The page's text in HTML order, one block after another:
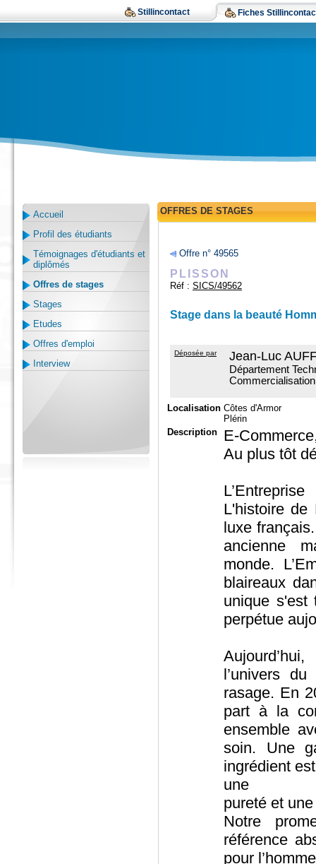
Stillincontact Fiches
Accueil
Profil des étudiants
Témoignages d'étudiants et
diplômés
Offres de stages
Stages
Etudes
Offres d'emploi
Interview
OFFRES DE STAGES
Offre n° 49565
PLISSON
Réf : SICS/49562
Stage dans la beauté
Déposée par Jean-Luc
Département
Localisation Côtes d'Armor
Plérin
Description
E-
Au plus tôt
L’Entreprise
L'histoire de
luxe
ancienne
monde.
blaireaux
unique s'est
perpétue
l’univers
rasage. En
part à la
ensemble
soin. Une
ingrédient
une
pureté et
Notre
référence
pour